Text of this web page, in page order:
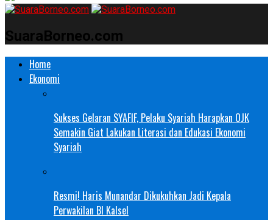
SuaraBorneo.com
Home
Ekonomi
Sukses Gelaran SYAFIF, Pelaku Syariah Harapkan OJK
Semakin Giat Lakukan Literasi dan Edukasi Ekonomi
Syariah
Resmi! Haris Munandar Dikukuhkan Jadi Kepala
Perwakilan BI Kalsel